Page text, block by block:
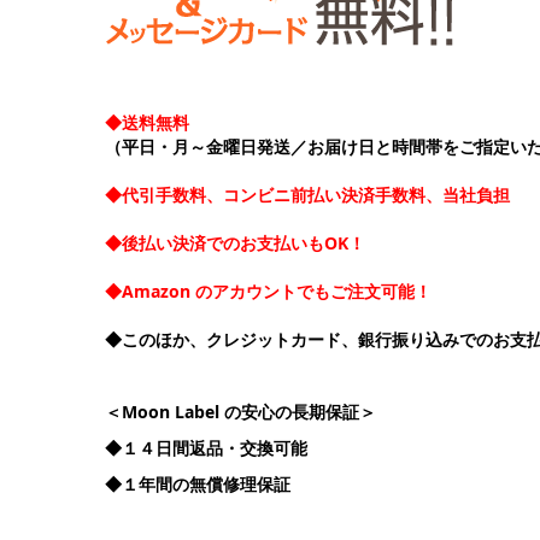
◆送料無料
（平日・月～金曜日発送／お届け日と時間帯をご指定い
◆代引手数料、コンビニ前払い決済手数料、当社負担
◆後払い決済でのお支払いもOK！
◆Amazon のアカウントでもご注文可能！
◆このほか、クレジットカード、銀行振り込みでのお支
＜Moon Label の安心の長期保証＞
◆１４日間返品・交換可能
◆１年間の無償修理保証